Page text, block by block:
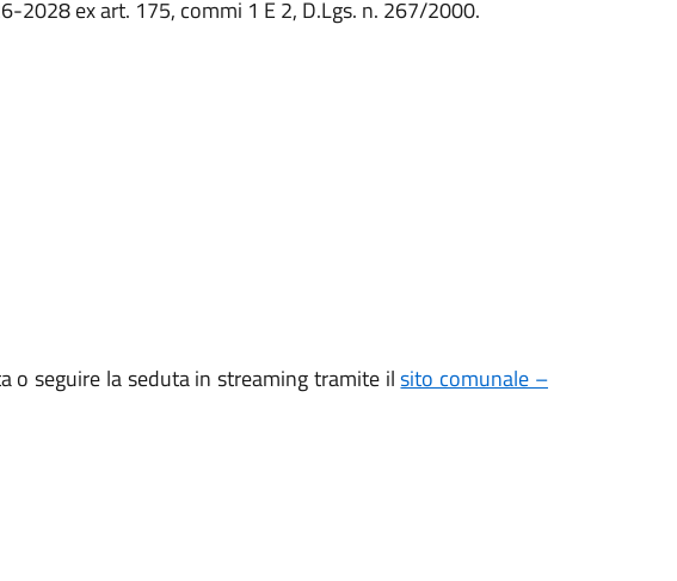
2028 ex art. 175, commi 1 E 2, D.Lgs. n. 267/2000.
o seguire la seduta in streaming tramite ilsito comunale –